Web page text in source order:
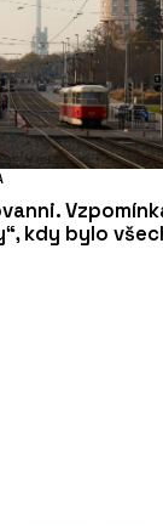
kdy bylo